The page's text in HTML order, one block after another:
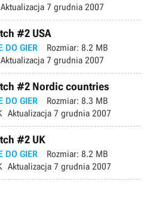
Aktualizacja 7 grudnia 2007
#2 USA
DO GIER Rozmiar: 8.2 MB
Aktualizacja 7 grudnia 2007
#2 Nordic countries
DO GIER Rozmiar: 8.3 MB
Aktualizacja 7 grudnia 2007
#2 UK
DO GIER Rozmiar: 8.2 MB
Aktualizacja 7 grudnia 2007